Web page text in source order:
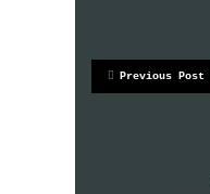
Previous Post